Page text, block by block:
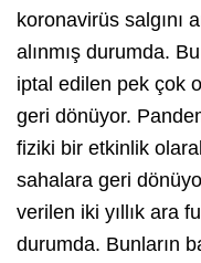
koronavirüs salgını
alınmış durumda.
iptal edilen pek çok
geri dönüyor.
fiziki bir etkinlik
sahalara geri
verilen iki yıllık ara
durumda. Bunların